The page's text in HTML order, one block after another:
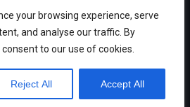
your browsing experience, serve
and analyse our traffic. By
to our use of cookies.
Reject All Accept All
v
i
g
a
by AppPresser